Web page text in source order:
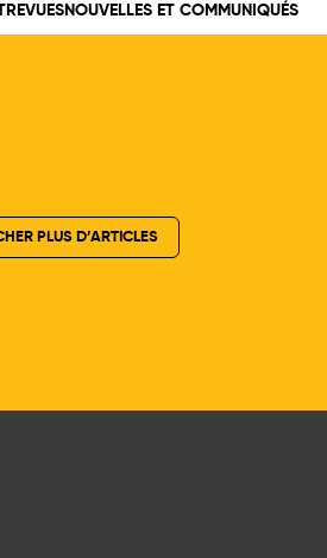
NOUVELLES ET COMMUNIQUÉS
PLUS D’ARTICLES